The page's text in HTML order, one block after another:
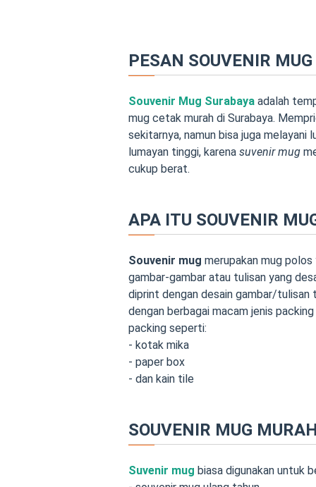
PESAN SOUVENIR
Souvenir Mug Surabaya adalah
mug cetak murah di Surabaya.
sekitarnya, namun bisa juga melayani
lumayan tinggi, karena suvenir mug
cukup berat.
APA ITU SOUVENIR
Souvenir mug merupakan mug
gambar-gambar atau tulisan yang
diprint dengan desain gambar/tulisan
dengan berbagai macam jenis
packing seperti:
- kotak mika
- paper box
- dan kain tile
SOUVENIR MUG
Suvenir mug biasa digunakan untuk